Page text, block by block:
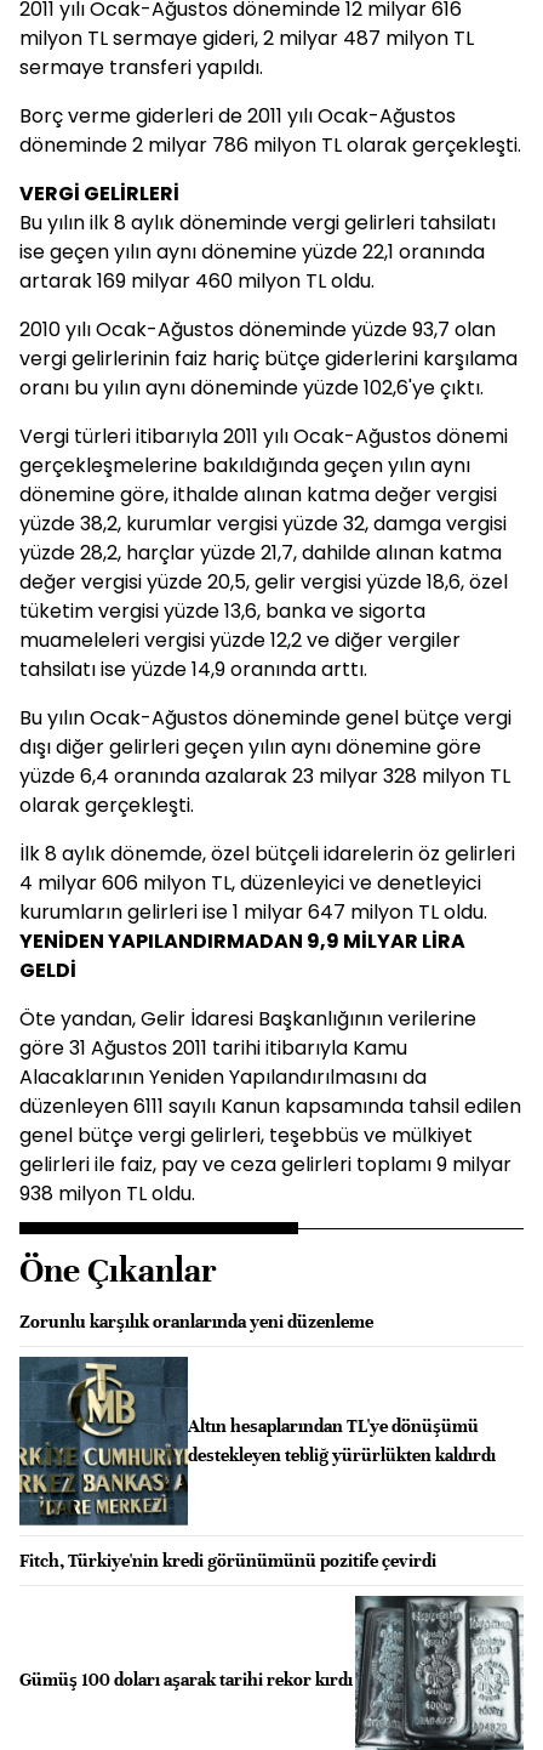
2011 yılı Ocak-Ağustos döneminde 12 milyar 616
milyon TL sermaye gideri, 2 milyar 487 milyon TL
sermaye transferi yapıldı.
Borç verme giderleri de 2011 yılı Ocak-Ağustos
döneminde 2 milyar 786 milyon TL olarak gerçekleşti.
VERGİ GELİRLERİ
Bu yılın ilk 8 aylık döneminde vergi gelirleri tahsilatı
ise geçen yılın aynı dönemine yüzde 22,1 oranında
artarak 169 milyar 460 milyon TL oldu.
2010 yılı Ocak-Ağustos döneminde yüzde 93,7 olan
vergi gelirlerinin faiz hariç bütçe giderlerini karşılama
oranı bu yılın aynı döneminde yüzde 102,6'ye çıktı.
Vergi türleri itibarıyla 2011 yılı Ocak-Ağustos dönemi
gerçekleşmelerine bakıldığında geçen yılın aynı
dönemine göre, ithalde alınan katma değer vergisi
yüzde 38,2, kurumlar vergisi yüzde 32, damga vergisi
yüzde 28,2, harçlar yüzde 21,7, dahilde alınan katma
değer vergisi yüzde 20,5, gelir vergisi yüzde 18,6, özel
tüketim vergisi yüzde 13,6, banka ve sigorta
muameleleri vergisi yüzde 12,2 ve diğer vergiler
tahsilatı ise yüzde 14,9 oranında arttı.
Bu yılın Ocak-Ağustos döneminde genel bütçe vergi
dışı diğer gelirleri geçen yılın aynı dönemine göre
yüzde 6,4 oranında azalarak 23 milyar 328 milyon TL
olarak gerçekleşti.
İlk 8 aylık dönemde, özel bütçeli idarelerin öz gelirleri
4 milyar 606 milyon TL, düzenleyici ve denetleyici
kurumların gelirleri ise 1 milyar 647 milyon TL oldu.
YENİDEN YAPILANDIRMADAN 9,9 MİLYAR LİRA
GELDİ
Öte yandan, Gelir İdaresi Başkanlığının verilerine
göre 31 Ağustos 2011 tarihi itibarıyla Kamu
Alacaklarının Yeniden Yapılandırılmasını da
düzenleyen 6111 sayılı Kanun kapsamında tahsil edilen
genel bütçe vergi gelirleri, teşebbüs ve mülkiyet
gelirleri ile faiz, pay ve ceza gelirleri toplamı 9 milyar
938 milyon TL oldu.
Öne Çıkanlar
Zorunlu karşılık oranlarında yeni düzenleme
Altın hesaplarından TL'ye dönüşümü
destekleyen tebliğ yürürlükten kaldırdı
Fitch, Türkiye'nin kredi görünümünü pozitife çevirdi
Gümüş 100 doları aşarak tarihi rekor kırdı